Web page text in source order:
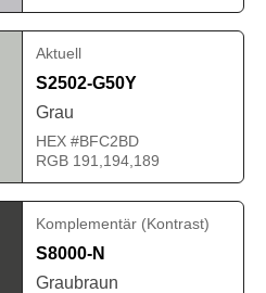
Aktuell
S2502-G50Y
Grau
HEX #BFC2BD
RGB 191,194,189
Komplementär (Kontrast)
S8000-N
Graubraun